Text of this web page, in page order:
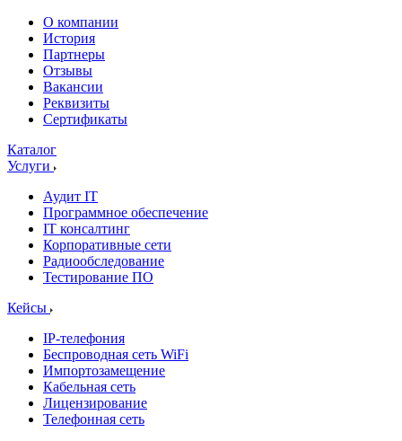
О компании
История
Партнеры
Отзывы
Вакансии
Реквизиты
Сертификаты
Каталог
Услуги
Аудит IT
Программное обеспечение
IT консалтинг
Корпоративные сети
Радиообследование
Тестирование ПО
Кейсы
IP-телефония
Беспроводная сеть WiFi
Импортозамещение
Кабельная сеть
Лицензирование
Телефонная сеть